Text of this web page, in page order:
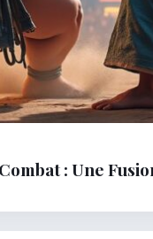
: Une